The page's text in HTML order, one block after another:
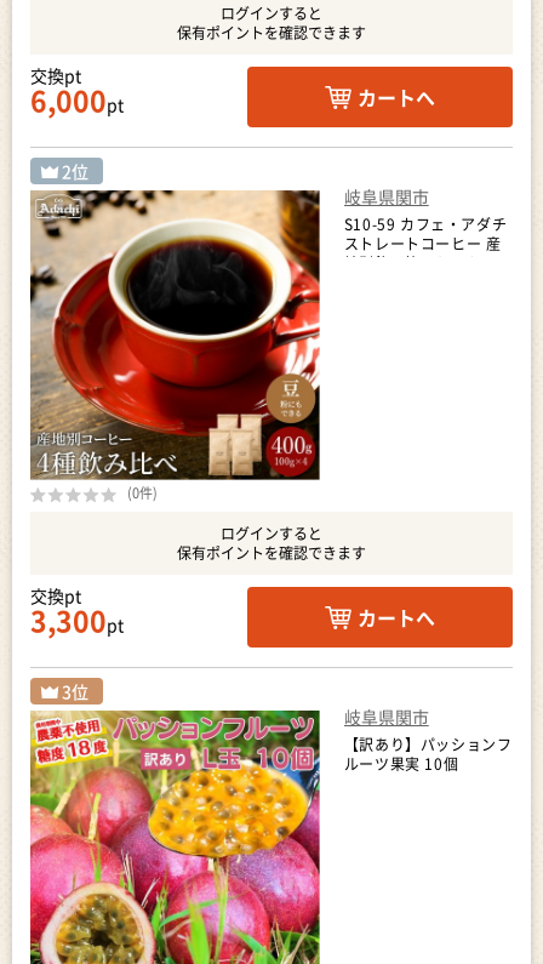
ログインすると
保有ポイントを確認できます
交換pt
6,000pt カートへ
(0件)
岐阜県関市
S10-59 カフェ・アダチ
ストレートコーヒー 産
地別飲み比べセット
ログインすると
保有ポイントを確認できます
交換pt
3,300pt カートへ
岐阜県関市
【訳あり】パッションフ
ルーツ果実 10個